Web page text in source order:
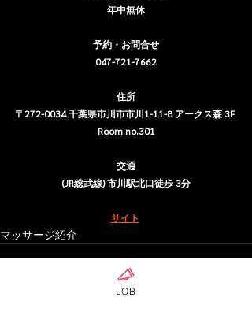
年中無休
予約・お問合せ
047-721-7662
住所
〒272-0034 千葉県市川市市川1-11-8 アークス森 3F
Room no.301
交通
(JR総武線) 市川駅北口徒歩 3分
サイト
マッサージ紹介
JOB